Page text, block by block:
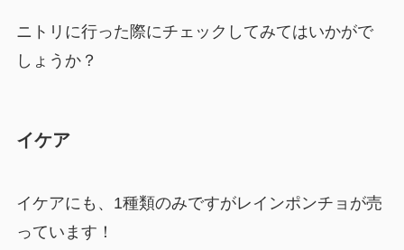
ニトリに行った際にチェックしてみてはいかがで
しょうか？
イケア
イケアにも、1種類のみですがレインポンチョが売
っています！